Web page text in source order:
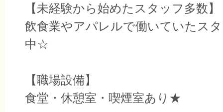
【未経験から始めたスタッフ多数】
飲食業やアパレルで働いていたス
中☆
【職場設備】
食堂・休憩室・喫煙室あり★